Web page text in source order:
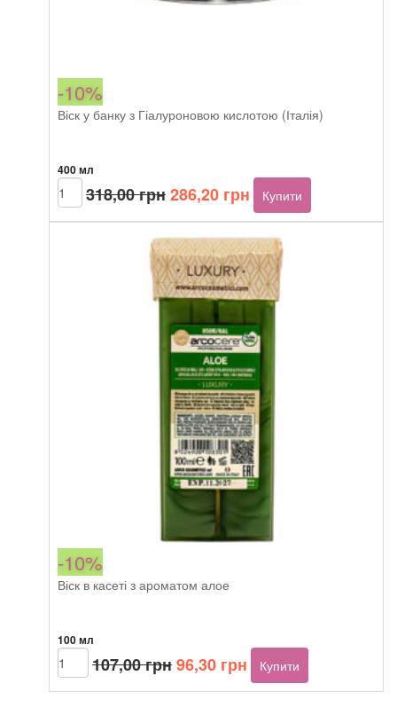
-10%
Віск у банку з Гіалуроновою кислотою (Італія)
400 мл
318,00грнОригінальна
ціна:
318,00 грн.
286,20 грнПоточна
ціна:
286,20 грн.
Arcocere
New
Generation
Купити
-10%
Віск в касеті з ароматом алое
100 мл
107,00грнОригінальна
ціна:
96,30 грнПоточна
ціна:
Arcocere
Luxury
Aloe
Купити